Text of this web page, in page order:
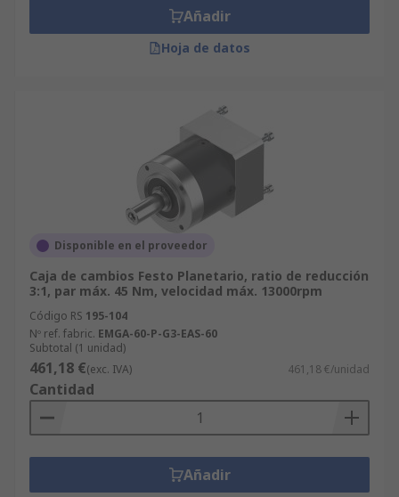
Añadir
Hoja de datos
Disponible en el proveedor
Caja de cambios Festo Planetario, ratio de reducción
3:1, par máx. 45 Nm, velocidad máx. 13000rpm
Código RS 195-104
Nº ref. fabric. EMGA-60-P-G3-EAS-60
Subtotal (1 unidad)
461,18 €(exc. IVA) 461,18 €/unidad
Cantidad
Añadir